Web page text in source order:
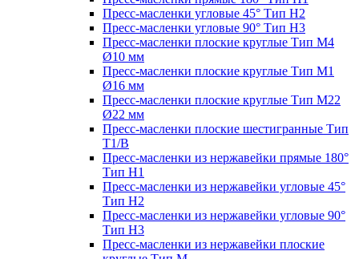
Пресс-масленки угловые 45° Тип H2
Пресс-масленки угловые 90° Тип H3
Пресс-масленки плоские круглые Тип M4
Ø10 мм
Пресс-масленки плоские круглые Тип M1
Ø16 мм
Пресс-масленки плоские круглые Тип M22
Ø22 мм
Пресс-масленки плоские шестигранные Тип
T1/B
Пресс-масленки из нержавейки прямые 180°
Тип H1
Пресс-масленки из нержавейки угловые 45°
Тип H2
Пресс-масленки из нержавейки угловые 90°
Тип H3
Пресс-масленки из нержавейки плоские